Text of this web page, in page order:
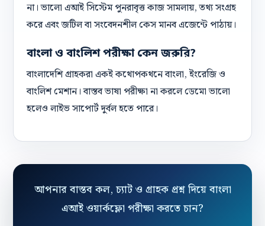
না। ভালো এআই সিস্টেম পুনরাবৃত্ত কাজ সামলায়, তথ্য সংগ্রহ
করে এবং জটিল বা সংবেদনশীল কেস মানব এজেন্টে পাঠায়।
বাংলা ও বাংলিশ পরীক্ষা কেন জরুরি?
বাংলাদেশি গ্রাহকরা একই কথোপকথনে বাংলা, ইংরেজি ও
বাংলিশ মেশান। বাস্তব ভাষা পরীক্ষা না করলে ডেমো ভালো
হলেও লাইভ সাপোর্ট দুর্বল হতে পারে।
আপনার বাস্তব কল, চ্যাট ও গ্রাহক প্রশ্ন দিয়ে বাংলা
এআই ওয়ার্কফ্লো পরীক্ষা করতে চান?